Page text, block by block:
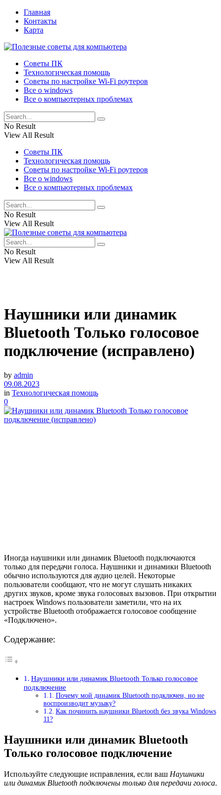
Главная
Контакты
Карта
Советы ПК
Технологическая помощь
Советы по настройке Wi-Fi роутеров
Все о windows
Все о компьютерных проблемах
No Result
View All Result
Советы ПК
Технологическая помощь
Советы по настройке Wi-Fi роутеров
Все о windows
Все о компьютерных проблемах
No Result
View All Result
No Result
View All Result
Наушники или динамик
Bluetooth Только голосовое
подключение (исправлено)
by admin
09.08.2023
in Технологическая помощь
0
Иногда наушники или динамик Bluetooth подключаются
только для передачи голоса. Наушники и динамики Bluetooth
обычно используются для аудио целей. Некоторые
пользователи сообщают, что не могут слушать никаких
других звуков, кроме звука голосовых вызовов. При открытии
настроек Windows пользователи заметили, что на их
устройстве Bluetooth отображается голосовое сообщение
«Подключено».
Содержание:
Наушники или динамик Bluetooth Только голосовое
подключение
Почему мой динамик Bluetooth подключен, но не
воспроизводит музыку?
Как починить наушники Bluetooth без звука Windows
11?
Наушники или динамик Bluetooth
Только голосовое подключение
Используйте следующие исправления, если ваш Наушники
или динамик Bluetooth подключены только для передачи голоса.